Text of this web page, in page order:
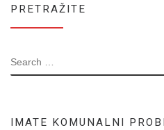
PRETRAŽITE
SEARCH
IMATE KOMUNALNI